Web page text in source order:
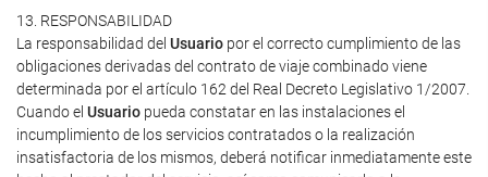
13. RESPONSABILIDAD
La responsabilidad del Usuario por el correcto cumplimiento de las
obligaciones derivadas del contrato de viaje combinado viene
determinada por el artículo 162 del Real Decreto Legislativo 1/2007.
Cuando el Usuario pueda constatar en las instalaciones el
incumplimiento de los servicios contratados o la realización
insatisfactoria de los mismos, deberá notificar inmediatamente este